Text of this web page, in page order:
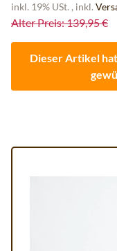
inkl. 19% USt. , inkl.
Alter Preis: 139,95 €
Dieser Artikel